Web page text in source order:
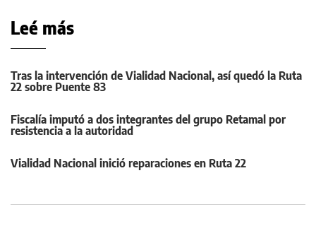
Leé más
Tras la intervención de Vialidad Nacional, así quedó la Ruta
22 sobre Puente 83
Fiscalía imputó a dos integrantes del grupo Retamal por
resistencia a la autoridad
Vialidad Nacional inició reparaciones en Ruta 22